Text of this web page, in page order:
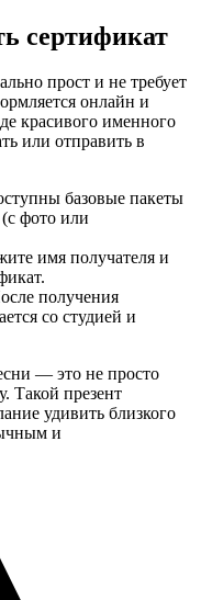
сертификат
прост и не требует
онлайн и
красивого именного
или отправить в
базовые пакеты
фото или
имя получателя и
получения
со студией и
— это не просто
Такой презент
удивить близкого
и